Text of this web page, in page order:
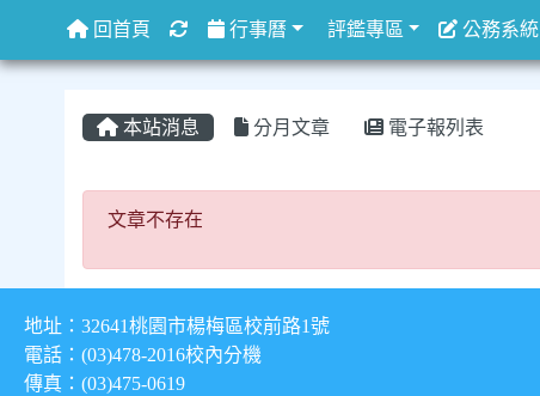
本站消息 分月文章 電子報列表
文章不存在
文章不存在
地址：32641桃園市楊梅區校前路1號
電話：(03)478-2016校內分機
傳真：(03)475-0619
回首頁 重新取得佈景設定
行事曆 評鑑專區 公務系統